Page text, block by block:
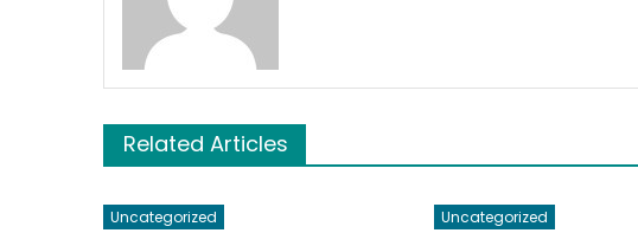
Related Articles
Uncategorized Uncategorized